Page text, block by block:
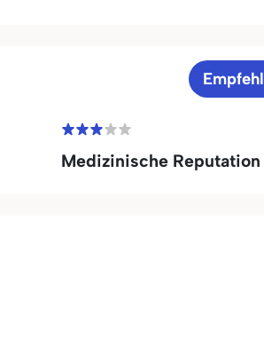
Medizinische Reputation